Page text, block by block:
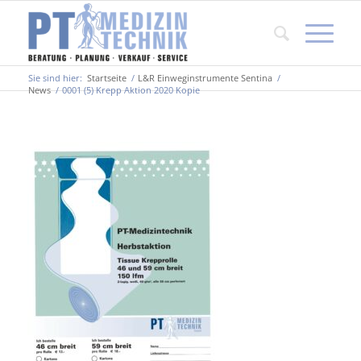
Sie sind hier: Startseite / L&R Einweginstrumente Sentina /
News / 0001 (5) Krepp Aktion 2020 Kopie